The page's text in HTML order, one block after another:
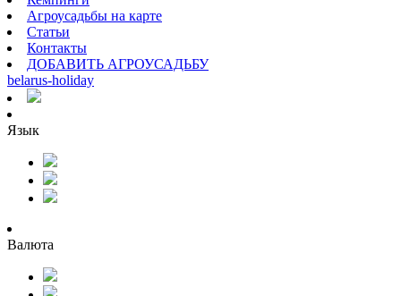
Агроусадьбы на карте
Статьи
Контакты
ДОБАВИТЬ АГРОУСАДЬБУ
belarus-holiday
Язык
Валюта